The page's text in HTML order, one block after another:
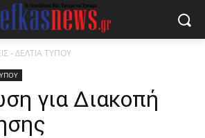
- ΔΕΛΤΙΑ ΤΥΠΟΥ
για Διακοπή